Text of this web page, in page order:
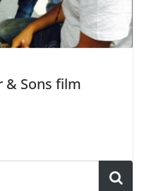
& Sons film